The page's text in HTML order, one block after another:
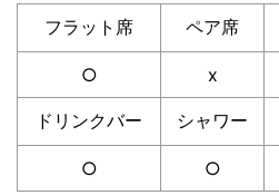
フラット席 ペア席
○ x
ドリンクバー シャワー
○ ○